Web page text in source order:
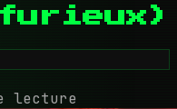
lecture